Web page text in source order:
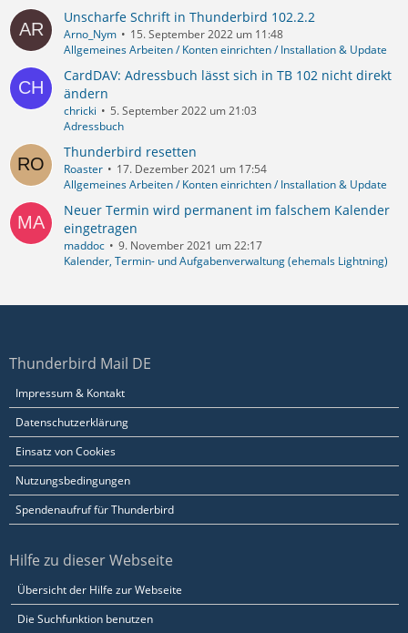
Unscharfe Schrift in Thunderbird 102.2.2
Arno_Nym
15. September 2022 um 11:48
Allgemeines Arbeiten / Konten einrichten / Installation & Update
CardDAV: Adressbuch lässt sich in TB 102 nicht direkt
ändern
chricki
5. September 2022 um 21:03
Adressbuch
Thunderbird resetten
Roaster
17. Dezember 2021 um 17:54
Allgemeines Arbeiten / Konten einrichten / Installation & Update
Neuer Termin wird permanent im falschem Kalender
eingetragen
maddoc
9. November 2021 um 22:17
Kalender, Termin- und Aufgabenverwaltung (ehemals Lightning)
Thunderbird Mail DE
Impressum & Kontakt
Datenschutzerklärung
Einsatz von Cookies
Nutzungsbedingungen
Spendenaufruf für Thunderbird
Hilfe zu dieser Webseite
Übersicht der Hilfe zur Webseite
Die Suchfunktion benutzen